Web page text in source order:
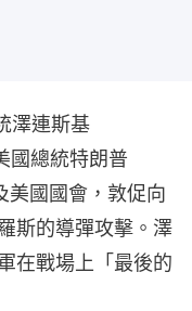
澤連斯基
國總統特朗普
美國國會，敦促向
斯的導彈攻擊。澤
在戰場上「最後的